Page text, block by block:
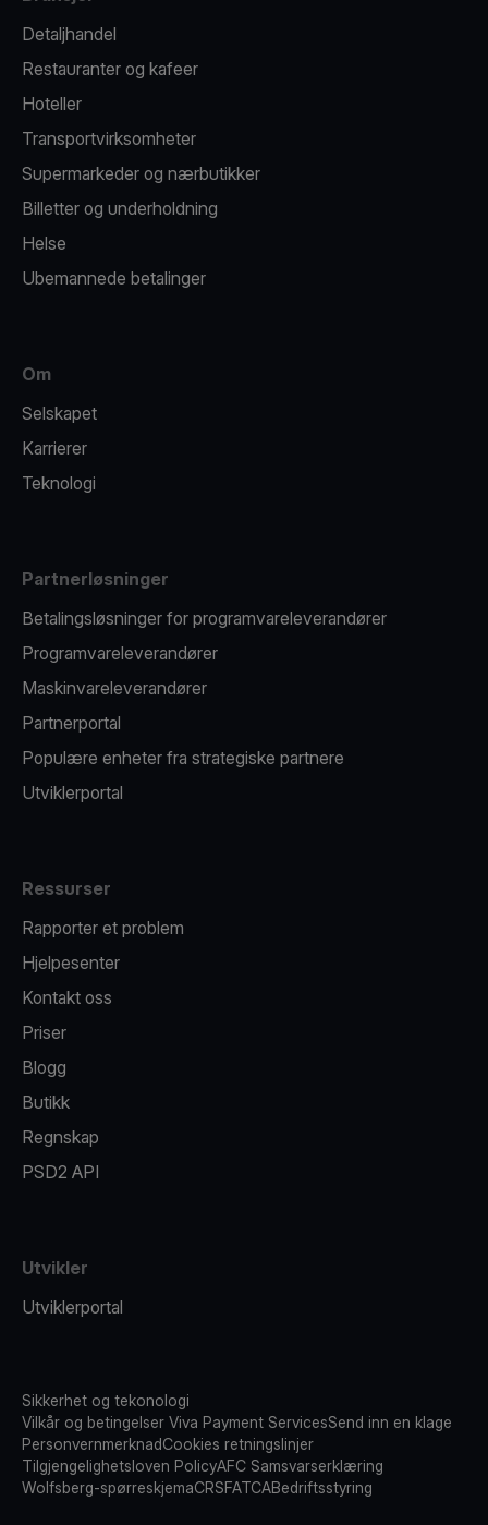
Detaljhandel
Restauranter og kafeer
Hoteller
Transportvirksomheter
Supermarkeder og nærbutikker
Billetter og underholdning
Helse
Ubemannede betalinger
Om
Selskapet
Karrierer
Teknologi
Partnerløsninger
Betalingsløsninger for programvareleverandører
Programvareleverandører
Maskinvareleverandører
Partnerportal
Populære enheter fra strategiske partnere
Utviklerportal
Ressurser
Rapporter et problem
Hjelpesenter
Kontakt oss
Priser
Blogg
Butikk
Regnskap
PSD2 API
Utvikler
Utviklerportal
Sikkerhet og tekonologi
Vilkår og betingelser Viva Payment ServicesSend inn en klage
PersonvernmerknadCookies retningslinjer
Tilgjengelighetsloven PolicyAFC Samsvarserklæring
Wolfsberg-spørreskjemaCRSFATCABedriftsstyring